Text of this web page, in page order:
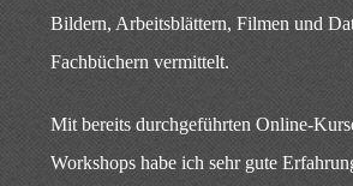
Bildern, Arbeitsblättern, Filmen und
Fachbüchern vermittelt.
Mit bereits durchgeführten Online-
Workshops habe ich sehr gute